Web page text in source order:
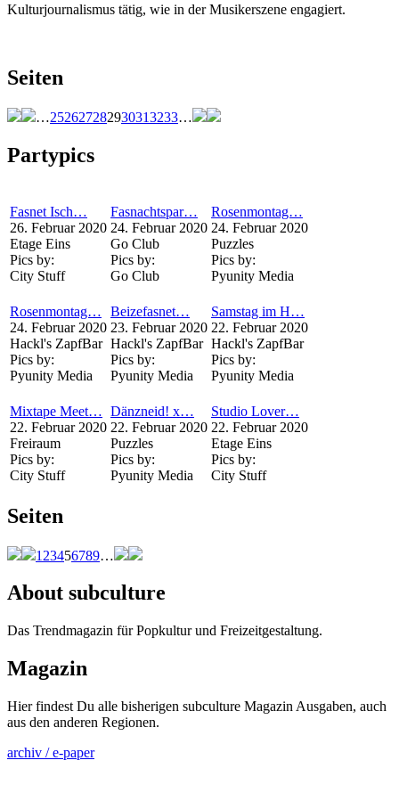
Kulturjournalismus tätig, wie in der Musikerszene engagiert.
Seiten
…252627282930313233…
Partypics
Fasnet Isch…
26. Februar 2020
Etage Eins
Pics by:
City Stuff
Fasnachtspar…
24. Februar 2020
Go Club
Pics by:
Go Club
Rosenmontag…
24. Februar 2020
Puzzles
Pics by:
Pyunity Media
Rosenmontag…
24. Februar 2020
Hackl's ZapfBar
Pics by:
Pyunity Media
Beizefasnet…
23. Februar 2020
Hackl's ZapfBar
Pics by:
Pyunity Media
Samstag im H…
22. Februar 2020
Hackl's ZapfBar
Pics by:
Pyunity Media
Mixtape Meet…
22. Februar 2020
Freiraum
Pics by:
City Stuff
Dänzneid! x…
22. Februar 2020
Puzzles
Pics by:
Pyunity Media
Studio Lover…
22. Februar 2020
Etage Eins
Pics by:
City Stuff
Seiten
1 23456789…
About subculture
Das Trendmagazin für Popkultur und Freizeitgestaltung.
Magazin
Hier findest Du alle bisherigen subculture Magazin Ausgaben, auch
aus den anderen Regionen.
archiv / e-paper